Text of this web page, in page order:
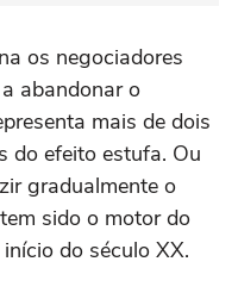
os negociadores
abandonar o
mais de dois
do efeito estufa. Ou
gradualmente o
sido o motor do
do século XX.